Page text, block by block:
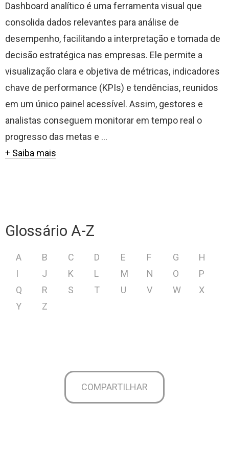
Dashboard analítico é uma ferramenta visual que
consolida dados relevantes para análise de
desempenho, facilitando a interpretação e tomada de
decisão estratégica nas empresas. Ele permite a
visualização clara e objetiva de métricas, indicadores
chave de performance (KPIs) e tendências, reunidos
em um único painel acessível. Assim, gestores e
analistas conseguem monitorar em tempo real o
progresso das metas e ...
+ Saiba mais
Glossário A-Z
A B C D E F G
H
I
J K L M N O
P
Q
R S T U V W
X
Y
Z
COMPARTILHAR